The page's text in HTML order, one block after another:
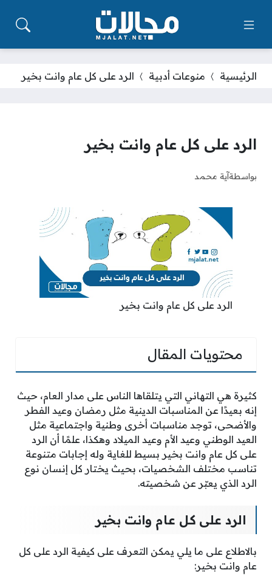
الرئيسية منوعات أدبية الرد على كل عام وانت بخير
الرد على كل عام وانت بخير
بواسطةآية محمد
الرد على كل عام وانت بخير
محتويات المقال
كثيرة هي التهاني التي يتلقاها الناس على مدار العام، حيث
إنه بعيدًا عن المناسبات الدينية مثل رمضان وعيد الفطر
والأضحى، توجد مناسبات أخرى وطنية واجتماعية مثل
العيد الوطني وعيد الأم وعيد الميلاد وهكذا، علمًا أن الرد
على كل عام وانت بخير بسيط للغاية وله إجابات متنوعة
تناسب مختلف الشخصيات، بحيث يختار كل إنسان نوع
الرد الذي يعبّر عن شخصيته.
الرد على كل عام وانت بخير
بالاطلاع على ما يلي يمكن التعرف على كيفية الرد على كل
عام وانت بخير: